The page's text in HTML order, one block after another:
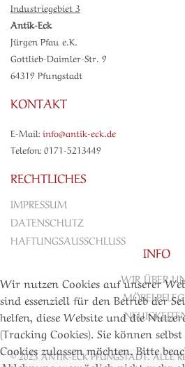
Industriegebiet 3
Antik-Eck
Jürgen Pfau e.K.
Gottlieb-Daimler-Str. 9
64319 Pfungstadt
KONTAKT
E-Mail: info@antik-eck.de
Telefon: 0171-5213449
RECHTLICHES
IMPRESSUM
DATENSCHUTZ
HAFTUNGSAUSSCHLUSS
INFO
WIR ÜBER
©2023 ANTIK-ECK PFUNGSTADT. ALLE
Wir nutzen Cookies auf unserer
sind essenziell für den Betrieb der
helfen, diese Website und die
(Tracking Cookies). Sie können
Cookies zulassen möchten. Bitte